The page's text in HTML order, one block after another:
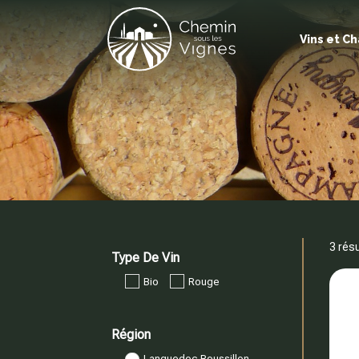
Vins et
Type De Vin
Bio Rouge
Région
3